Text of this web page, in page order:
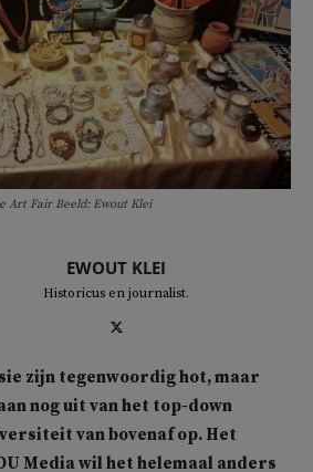
Art Fair Beeld: Ewout Klei
EWOUT KLEI
Historicus en journalist.
zijn tegenwoordig hot, maar
nog uit van het top-down
van bovenaf op. Het
Media wil het helemaal anders